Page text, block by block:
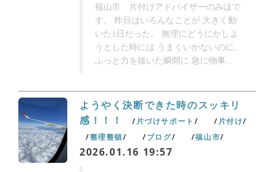
福山市 片付けアドバイザーのみほで
す。 昨日はいろんなことが 大きく動
いた1日だった。 無理にどうにかしよ
うとした時には うまくいかないのに、
ふっと力を抜いた瞬間に 急に物事...
ようやく決断できた時のスッキリ
感！！！
片づけサポート
片付け
整理整頓
ブログ 福山市
2026.01.16 19:57